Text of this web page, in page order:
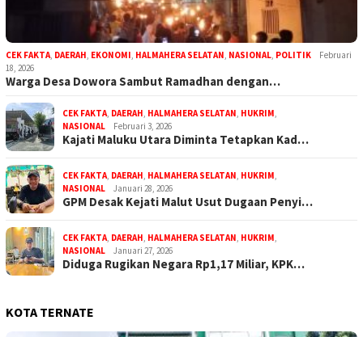
CEK FAKTA, DAERAH, EKONOMI, HALMAHERA SELATAN, NASIONAL, POLITIK
Februari
18, 2026
Warga Desa Dowora Sambut Ramadhan dengan…
CEK FAKTA, DAERAH, HALMAHERA SELATAN, HUKRIM,
NASIONAL
Februari 3, 2026
Kajati Maluku Utara Diminta Tetapkan Kad…
CEK FAKTA, DAERAH, HALMAHERA SELATAN, HUKRIM,
NASIONAL
Januari 28, 2026
GPM Desak Kejati Malut Usut Dugaan Penyi…
CEK FAKTA, DAERAH, HALMAHERA SELATAN, HUKRIM,
NASIONAL
Januari 27, 2026
Diduga Rugikan Negara Rp1,17 Miliar, KPK…
KOTA TERNATE